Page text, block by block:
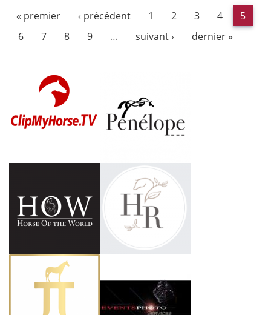
« premier ‹ précédent 1 2 3 4
5
6
7 8 9 … suivant › dernier »